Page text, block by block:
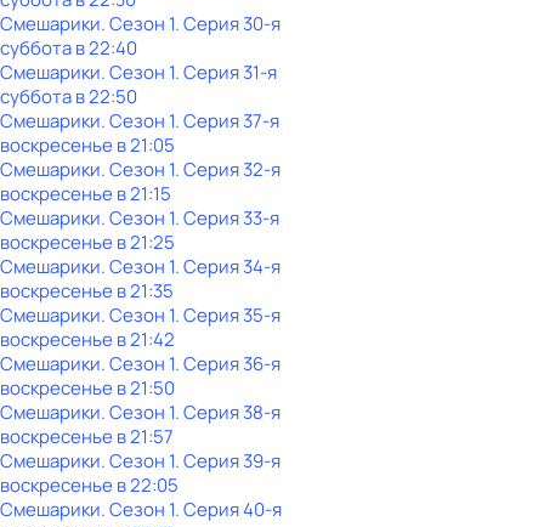
Смешарики. Сезон 1. Серия 30-я
субботав22:40
Смешарики. Сезон 1. Серия 31-я
субботав22:50
Смешарики. Сезон 1. Серия 37-я
воскресенье в21:05
Смешарики. Сезон 1. Серия 32-я
воскресенье в21:15
Смешарики. Сезон 1. Серия 33-я
воскресенье в21:25
Смешарики. Сезон 1. Серия 34-я
воскресенье в21:35
Смешарики. Сезон 1. Серия 35-я
воскресенье в21:42
Смешарики. Сезон 1. Серия 36-я
воскресенье в21:50
Смешарики. Сезон 1. Серия 38-я
воскресенье в21:57
Смешарики. Сезон 1. Серия 39-я
воскресенье в22:05
Смешарики. Сезон 1. Серия 40-я